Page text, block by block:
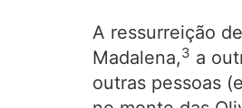
A ressurreição
Madalena,3 a
outras pessoas